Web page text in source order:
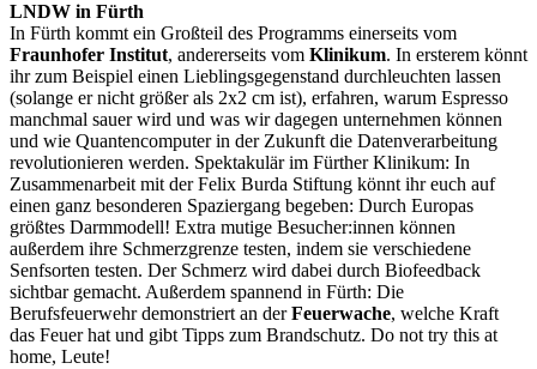
LNDW in Fürth
In Fürth kommt ein Großteil des Programms einerseits vom
Fraunhofer Institut, andererseits vom Klinikum. In ersterem könnt
ihr zum Beispiel einen Lieblingsgegenstand durchleuchten lassen
(solange er nicht größer als 2x2 cm ist), erfahren, warum Espresso
manchmal sauer wird und was wir dagegen unternehmen können
und wie Quantencomputer in der Zukunft die Datenverarbeitung
revolutionieren werden. Spektakulär im Fürther Klinikum: In
Zusammenarbeit mit der Felix Burda Stiftung könnt ihr euch auf
einen ganz besonderen Spaziergang begeben: Durch Europas
größtes Darmmodell! Extra mutige Besucher:innen können
außerdem ihre Schmerzgrenze testen, indem sie verschiedene
Senfsorten testen. Der Schmerz wird dabei durch Biofeedback
sichtbar gemacht. Außerdem spannend in Fürth: Die
Berufsfeuerwehr demonstriert an derFeuerwache, welche Kraft
das Feuer hat und gibt Tipps zum Brandschutz. Do not try this at
home, Leute!